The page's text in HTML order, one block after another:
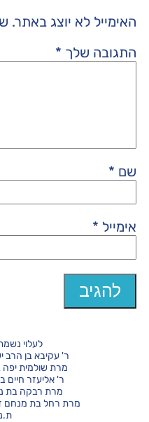
האימייל לא יוצג באתר.
התגובה שלך *
שם *
אימייל *
לעלוי
ר' עקיבא בן הרב
מרת שולמית
ר' אליעזר חיים
מרת רבקה בת
מרת רחל בת מנחם